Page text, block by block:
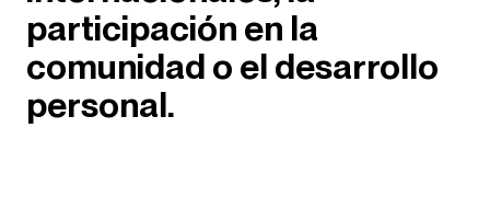
participación en la
comunidad o el desarrollo
personal.